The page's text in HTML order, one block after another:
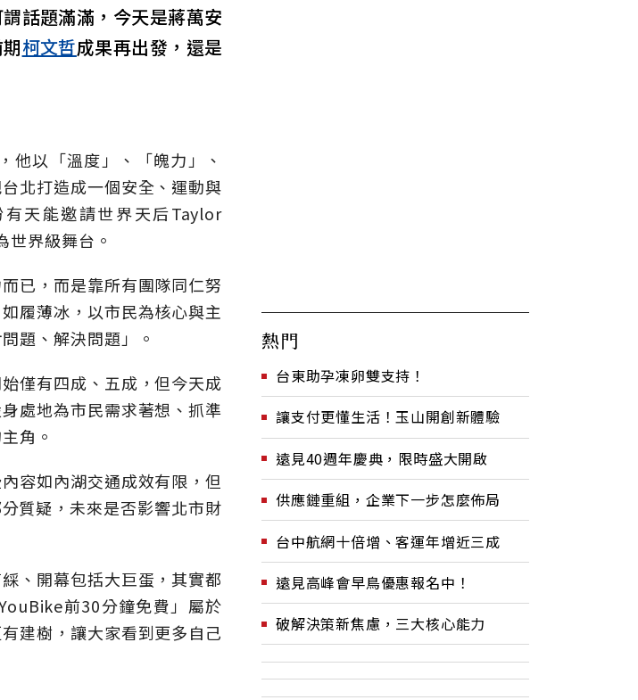
話題滿滿，今天是蔣萬安
柯文哲成果再出發，還是
他以「溫度」、「魄力」、
北打造成一個安全、運動與
天能邀請世界天后Taylor
界級舞台。
已，而是靠所有團隊同仁努
履薄冰，以市民為核心與主
題、解決問題」。
僅有四成、五成，但今天成
處地為市民需求著想、抓準
角。
容如內湖交通成效有限，但
質疑，未來是否影響北市財
、開幕包括大巨蛋，其實都
前30分鐘免費」屬於
建樹，讓大家看到更多自己
熱門
台東助孕凍卵雙支持！
讓支付更懂生活！玉山開創新體驗
遠見40週年慶典，限時盛大開啟
供應鏈重組，企業下一步怎麼佈局
台中航網十倍增、客運年增近三成
遠見高峰會早鳥優惠報名中！
破解決策新焦慮，三大核心能力